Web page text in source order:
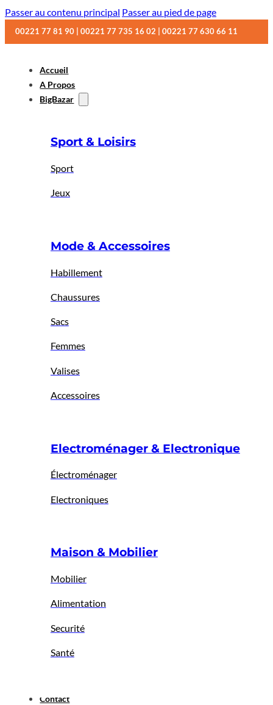
Passer au contenu principal Passer au pied de page
00221 77 81 90 | 00221 77 735 16 02 | 00221 77 630 66 11
Accueil
A Propos
BigBazar
Sport & Loisirs
Sport
Jeux
Mode & Accessoires
Habillement
Chaussures
Sacs
Femmes
Valises
Accessoires
Electroménager & Electronique
Électroménager
Electroniques
Maison & Mobilier
Mobilier
Alimentation
Securité
Santé
Contact